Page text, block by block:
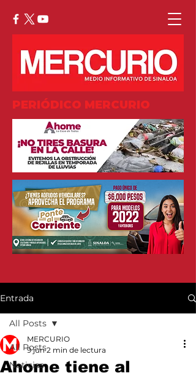
PERIÓDICO MERCURIO
Entrada
All Posts
Noticias
All Posts
Ahome tiene al
MERCURIO
9 jun 2 min de lectura